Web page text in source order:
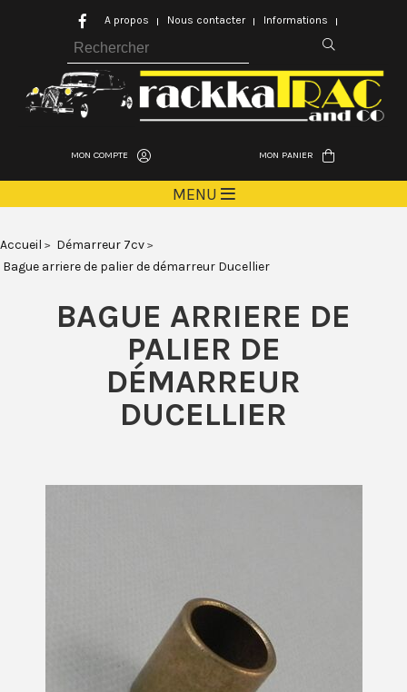
MON COMPTE MON PANIER
MENU
Accueil
Démarreur 7cv
Bague arriere de palier de démarreur Ducellier
BAGUE ARRIERE DE
PALIER DE
DÉMARREUR
DUCELLIER
A propos Nous contacter Informations